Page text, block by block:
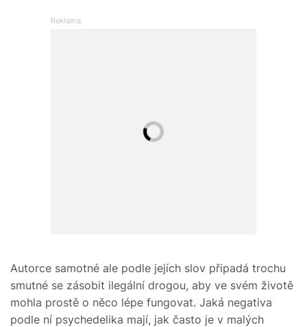
Autorce samotné ale podle jejích slov připadá trochu
smutné se zásobit ilegální drogou, aby ve svém životě
mohla prostě o něco lépe fungovat. Jaká negativa
podle ní psychedelika mají, jak často je v malých